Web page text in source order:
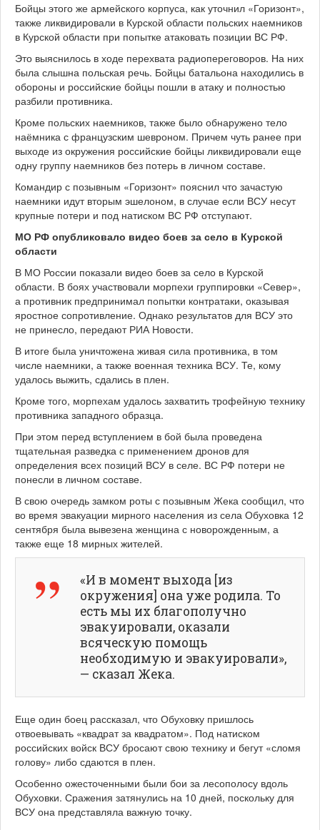
Бойцы этого же армейского корпуса, как уточнил «Горизонт»,
также ликвидировали в Курской области польских наемников
в Курской области при попытке атаковать позиции ВС РФ.
Это выяснилось в ходе перехвата радиопереговоров. На них
была слышна польская речь. Бойцы батальона находились в
обороны и российские бойцы пошли в атаку и полностью
разбили противника.
Кроме польских наемников, также было обнаружено тело
наёмника с французским шевроном. Причем чуть ранее при
выходе из окружения российские бойцы ликвидировали еще
одну группу наемников без потерь в личном составе.
Командир с позывным «Горизонт» пояснил что зачастую
наемники идут вторым эшелоном, в случае если ВСУ несут
крупные потери и под натиском ВС РФ отступают.
МО РФ опубликовало видео боев за село в Курской
области
В МО России показали видео боев за село в Курской
области. В боях участвовали морпехи группировки «Север»,
а противник предпринимал попытки контратаки, оказывая
яростное сопротивление. Однако результатов для ВСУ это
не принесло, передают РИА Новости.
В итоге была уничтожена живая сила противника, в том
числе наемники, а также военная техника ВСУ. Те, кому
удалось выжить, сдались в плен.
Кроме того, морпехам удалось захватить трофейную технику
противника западного образца.
При этом перед вступлением в бой была проведена
тщательная разведка с применением дронов для
определения всех позиций ВСУ в селе. ВС РФ потери не
понесли в личном составе.
В свою очередь замком роты с позывным Жека сообщил, что
во время эвакуации мирного населения из села Обуховка 12
сентября была вывезена женщина с новорожденным, а
также еще 18 мирных жителей.
«И в момент выхода [из
окружения] она уже родила. То
есть мы их благополучно
эвакуировали, оказали
всяческую помощь
необходимую и эвакуировали»,
— сказал Жека.
Еще один боец рассказал, что Обуховку пришлось
отвоевывать «квадрат за квадратом». Под натиском
российских войск ВСУ бросают свою технику и бегут «сломя
голову» либо сдаются в плен.
Особенно ожесточенными были бои за лесополосу вдоль
Обуховки. Сражения затянулись на 10 дней, поскольку для
ВСУ она представляла важную точку.